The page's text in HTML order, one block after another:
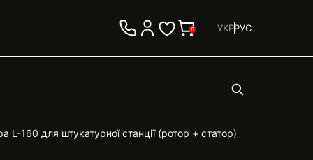
0 УКРРУС
L-160 для штукатурної станції (ротор + статор)